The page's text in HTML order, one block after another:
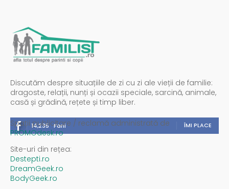
Discutăm despre situațiile de zi cu zi ale vieții de familie:
dragoste, relații, nunți și ocazii speciale, sarcină, animale,
casă și grădină, rețete și timp liber.
14,235 Fani ÎMI PLACE
Spații publicitare / reclamă administrată de
PROMOdesk.ro
Site-uri din rețea:
Destepti.ro
DreamGeek.ro
BodyGeek.ro